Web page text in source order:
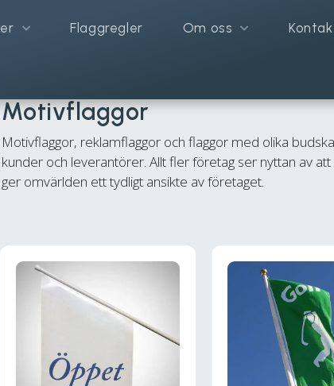
Flaggregler Om oss
Motivflaggor
Motivflaggor, reklamflaggor och flaggor med olika
kunder och leverantörer. Allt fler företag ser nyttan av
ger omvärlden ett tydligt ansikte av företaget.